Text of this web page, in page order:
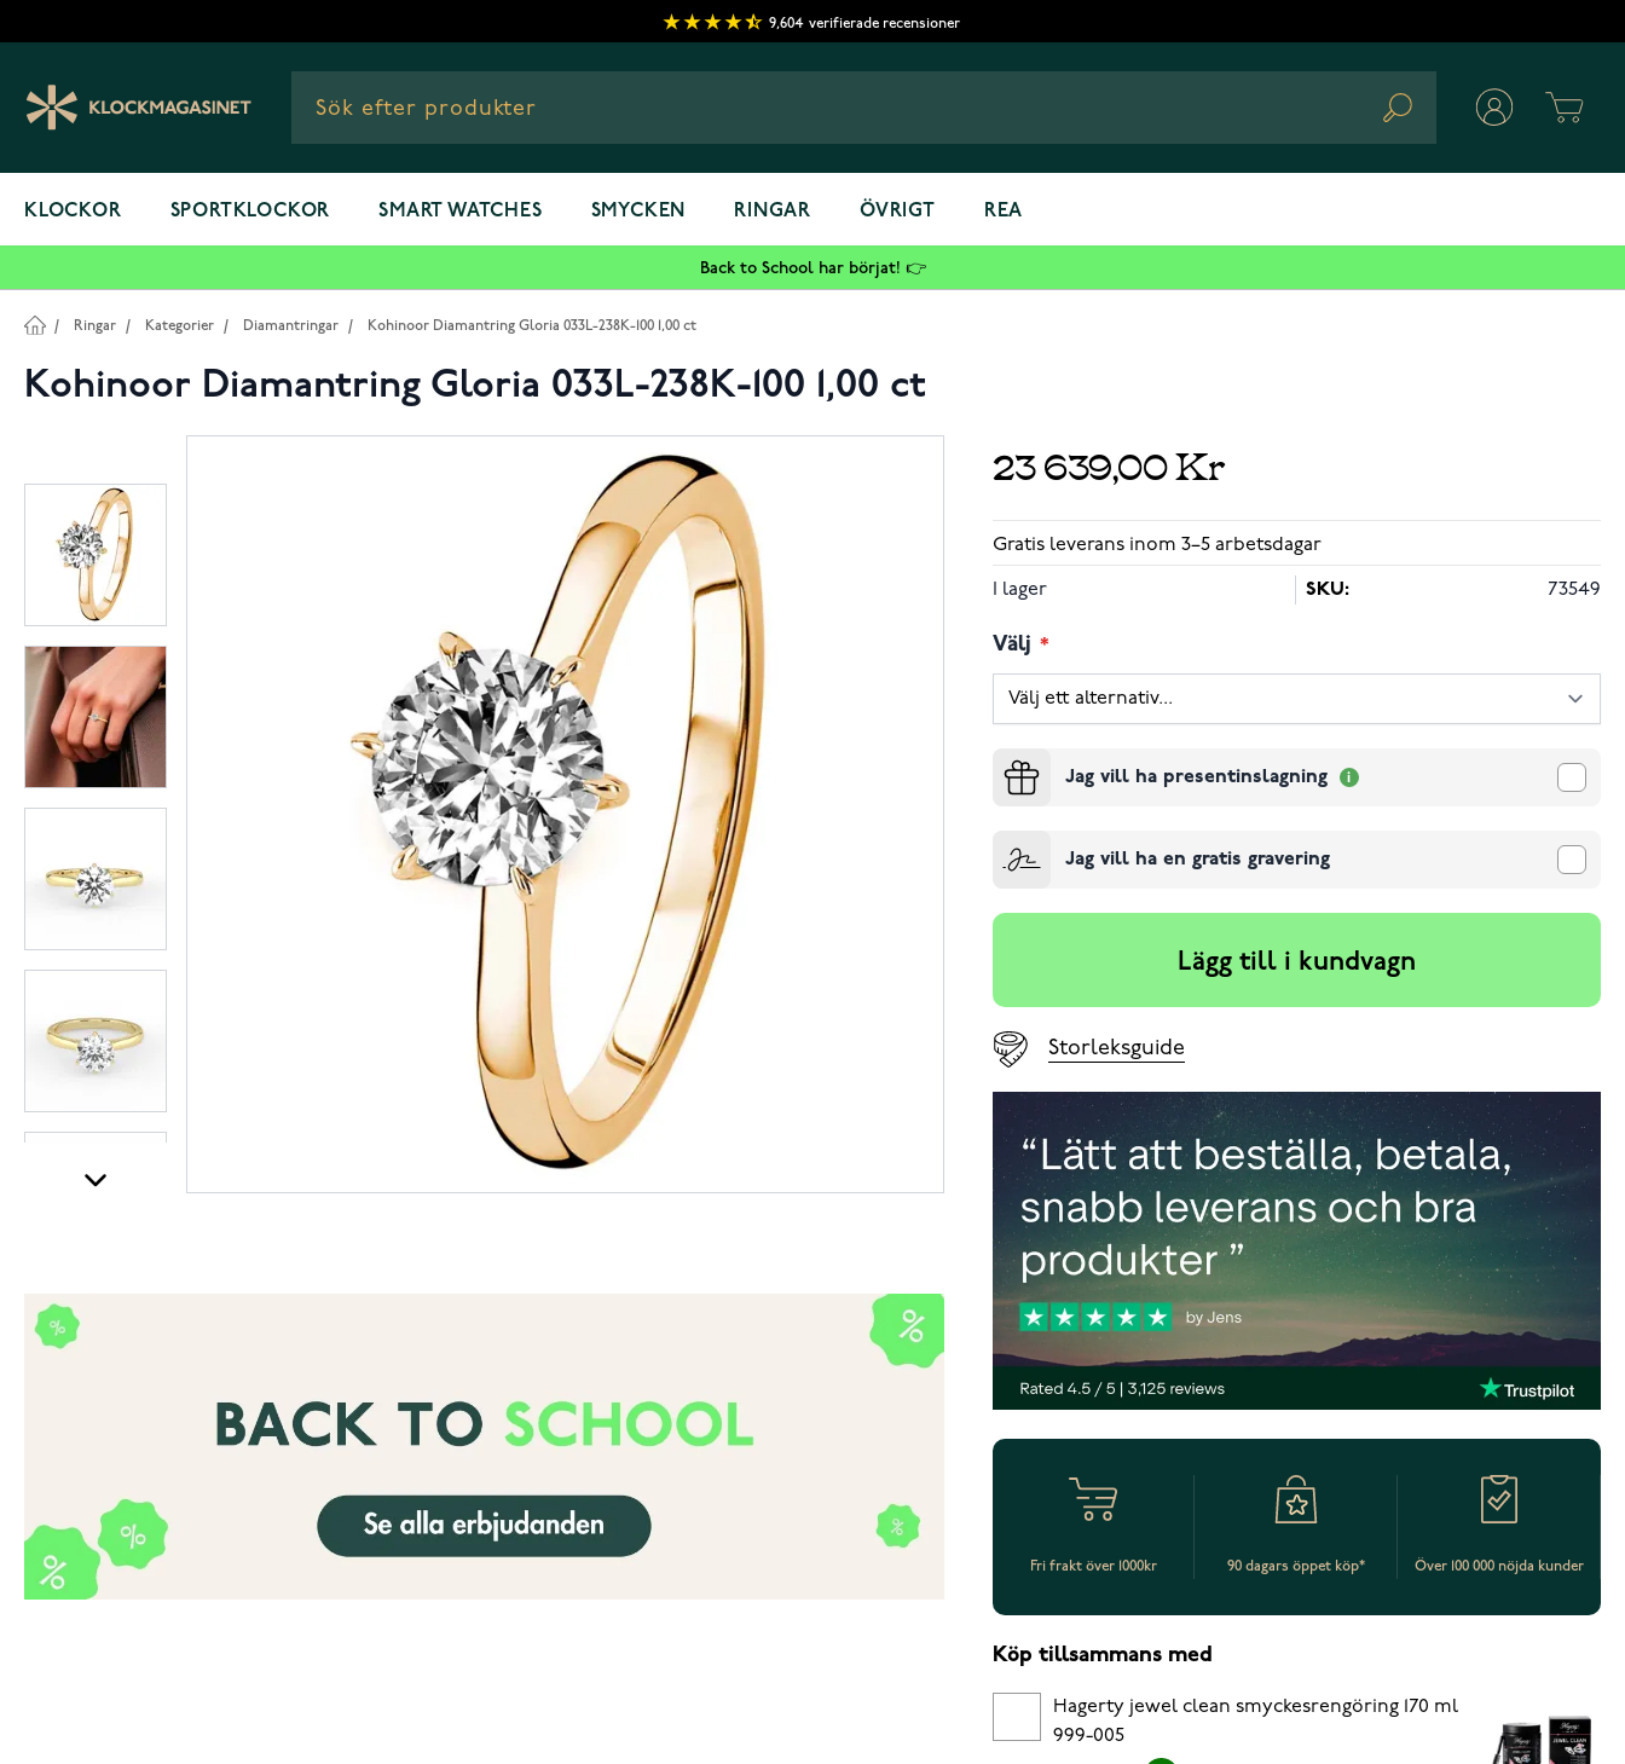
9,604 verifierade recensioner
Search
KLOCKOR SPORTKLOCKOR SMART WATCHES SMYCKEN RINGAR ÖVRIGT REA
Back to School har börjat! 👉
/ Ringar / Kategorier / Diamantringar / Kohinoor Diamantring Gloria 033L-238K-100 1,00 ct
Kohinoor Diamantring Gloria 033L-238K-100 1,00 ct
23 639,00 Kr
Gratis leverans inom 3–5 arbetsdagar
I lager SKU: 73549
Välj
Jag vill ha presentinslagning
Jag vill ha en gratis gravering
Lägg till i kundvagn
Storleksguide
Fri frakt över 1000kr 90 dagars öppet köp* Över 100 000 nöjda kunder
Köp tillsammans med
Hagerty jewel clean smyckesrengöring 170 ml
999-005